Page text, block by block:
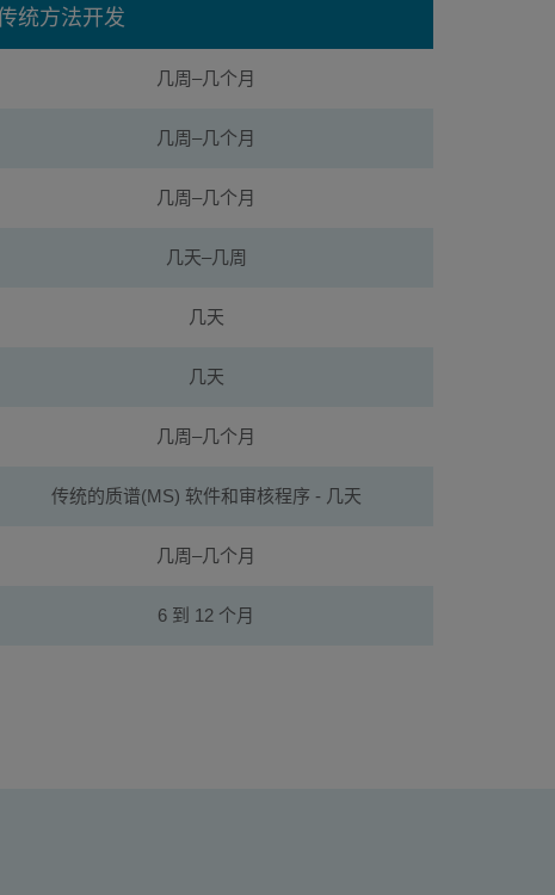
统方法开发
几周–几个月
几周–几个月
几周–几个月
几天–几周
几天
几天
几周–几个月
传统的质谱(MS) 软件和审核程序 - 几天
几周–几个月
6 到 12 个月